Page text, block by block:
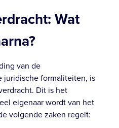
Wat
van de
juridische formaliteiten, is
Dit is het
eigenaar wordt van het
volgende zaken regelt: